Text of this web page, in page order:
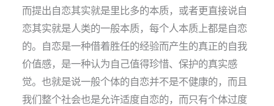
而提出自恋其实就是里比多的本质，或者更直接说自
恋其实就是人类的一般本质，每个人本质上都是自恋
的。自恋是一种借着胜任的经验而产生的真正的自我
价值感，是一种认为自己值得珍惜、保护的真实感
觉。也就是说一般个体的自恋并不是不健康的，而且
我们整个社会也是允许适度自恋的，而只有个体过度